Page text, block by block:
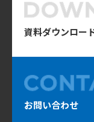
資料ダウンロー
お問い合わせ